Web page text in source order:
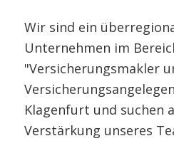
Wir sind ein
Unternehmen im
"Versicherungsmakler
Klagenfurt und suchen
Verstärkung unseres